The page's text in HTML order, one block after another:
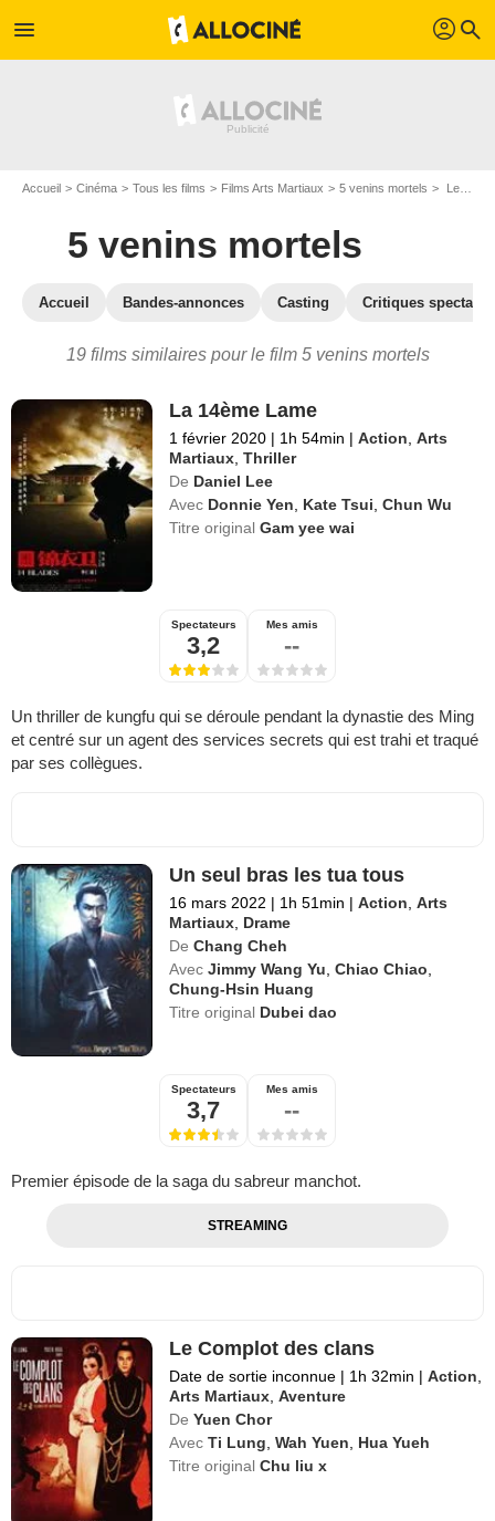
menu profil search
Accueil Cinéma Tous les films Films Arts Martiaux 5 venins mortels Les films similaires à "5 venins mortels"
5 venins mortels
Accueil Bandes-annonces Casting Critiques
19 films similaires pour le film 5 venins mortels
La 14ème Lame
1 février 2020 | 1h 54min | Action ,Arts
Martiaux ,Thriller
De Daniel Lee
Avec Donnie Yen Kate Tsui ,Chun Wu
Titre originalGam yee wai
Spectateurs
3,2
Mes amis
--
Un thriller de kungfu qui se déroule pendant la dynastie des Ming
et centré sur un agent des services secrets qui est trahi et traqué
par ses collègues.
Un seul bras les tua tous
16 mars 2022 | 1h 51min | Action ,Arts
Martiaux Drame
De Chang Cheh
Avec Jimmy Wang Yu ,Chiao Chiao
Chung-Hsin Huang
Titre original Dubei dao
Spectateurs
3,7
Mes amis
--
Premier épisode de la saga du sabreur manchot.
STREAMING
Le Complot des clans
Date de sortie inconnue | 1h 32min | Action
Arts Martiaux ,Aventure
De Yuen Chor
Avec Ti Lung ,Wah Yuen
Hua Yueh
Titre originalChu liu x